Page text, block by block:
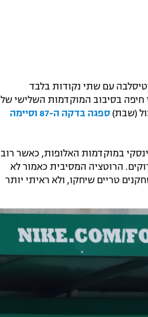
עם שתי נקודות בלבד
ברביעי (21:30, ספורט3) את מכבי חיפה בסיבוב המוקדמות השלישי של
(שבת)
ספגה בדקה ה-87 וסיימה
במוקדמות האלופות, כאשר רוב
המשחק מול הירוקים. הרוטציה המסיבית כאמור לא
טריים שיחקו, ולא ראיתי יותר